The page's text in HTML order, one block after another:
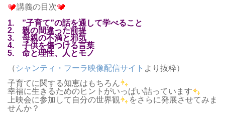
講義の目次
1. ”子育て”の話を通して学べること
2. 親の間違った前提
3. 母親の不満と邪気
4. 子供を傷つける言葉
5. 命と理性、人とモノ
（ シャンティ・フーラ映像配信サイト より抜粋）
子育てに関する知恵はもちろん
幸福に生きるためのヒントがいっぱい詰っています
上映会に参加して自分の世界観
をさらに発展させてみま
せんか？